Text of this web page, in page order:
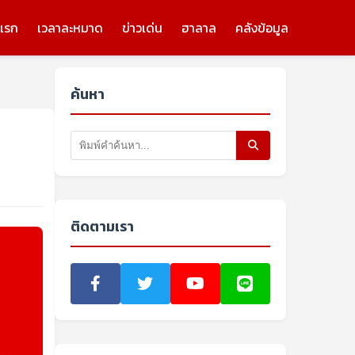
รก เวลาละหมาด ข่าวเด่น ฮาลาล คลังข้อมูล
ค้นหา
ติดตามเรา